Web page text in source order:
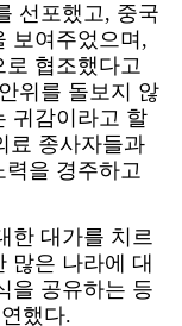
선포했고, 중국
보여주었으며,
협조했다고
위를 돌보지 않
귀감이라고 할
료 종사자들과
을 경주하고
한 대가를 치르
많은 나라에 대
을 공유하는 등
했다.